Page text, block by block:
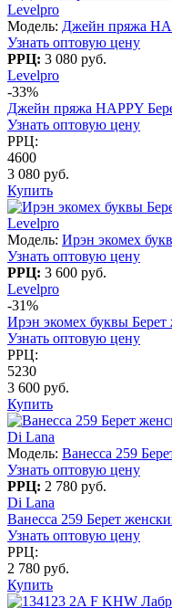
Levelpro
Модель: Джейн пряжа
Узнать оптовую цену
РРЦ: 3 080 руб.
Levelpro
-33%
Джейн пряжа HAPPY
Узнать оптовую цену
РРЦ:
4600
3 080 руб.
Купить
Levelpro
Модель: Ирэн экомех
Узнать оптовую цену
РРЦ: 3 600 руб.
Levelpro
-31%
Ирэн экомех буквы Берет
Узнать оптовую цену
РРЦ:
5230
3 600 руб.
Купить
Di Lana
Модель: Ванесса 259
Узнать оптовую цену
РРЦ: 2 780 руб.
Di Lana
Ванесса 259 Берет
Узнать оптовую цену
РРЦ:
2 780 руб.
Купить